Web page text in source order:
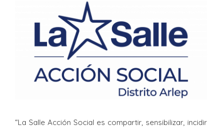
“La Salle Acción Social es compartir, sensibilizar, incidir